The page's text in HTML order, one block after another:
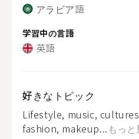
アラビア語
学習中の言語
英語
好きなトピック
Lifestyle, music,
fashion, makeup... もっと